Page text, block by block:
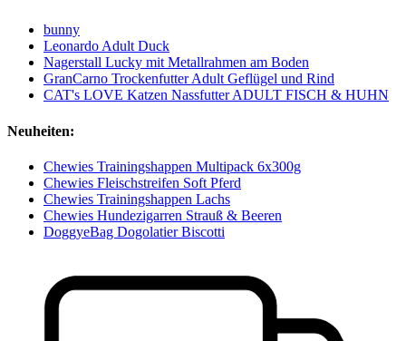
bunny
Leonardo Adult Duck
Nagerstall Lucky mit Metallrahmen am Boden
GranCarno Trockenfutter Adult Geflügel und Rind
CAT's LOVE Katzen Nassfutter ADULT FISCH & HUHN
Neuheiten:
Chewies Trainingshappen Multipack 6x300g
Chewies Fleischstreifen Soft Pferd
Chewies Trainingshappen Lachs
Chewies Hundezigarren Strauß & Beeren
DoggyeBag Dogolatier Biscotti